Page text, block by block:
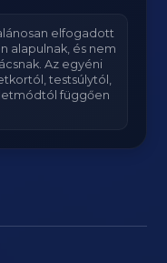
elfogadott
alapulnak, és nem
Az egyéni
testsúlytól,
függően